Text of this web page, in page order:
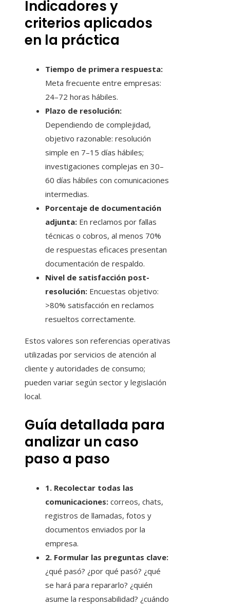
Indicadores y
criterios aplicados
en la práctica
Tiempo de primera respuesta:
Meta frecuente entre empresas:
24–72 horas hábiles.
Plazo de resolución:
Dependiendo de complejidad,
objetivo razonable: resolución
simple en 7–15 días hábiles;
investigaciones complejas en 30–
60 días hábiles con comunicaciones
intermedias.
Porcentaje de documentación
adjunta: En reclamos por fallas
técnicas o cobros, al menos 70%
de respuestas eficaces presentan
documentación de respaldo.
Nivel de satisfacción post-
resolución: Encuestas objetivo:
>80% satisfacción en reclamos
resueltos correctamente.
Estos valores son referencias operativas
utilizadas por servicios de atención al
cliente y autoridades de consumo;
pueden variar según sector y legislación
local.
Guía detallada para
analizar un caso
paso a paso
1. Recolectar todas las
comunicaciones: correos, chats,
registros de llamadas, fotos y
documentos enviados por la
empresa.
2. Formular las preguntas clave:
¿qué pasó? ¿por qué pasó? ¿qué
se hará para repararlo? ¿quién
asume la responsabilidad? ¿cuándo